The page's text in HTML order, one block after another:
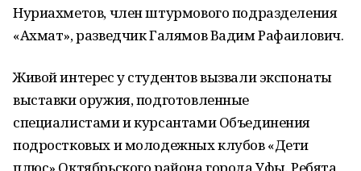
Нуриахметов, член штурмового подразделения
«Ахмат», разведчик Галямов Вадим Рафаилович.
Живой интерес у студентов вызвали экспонаты
выставки оружия, подготовленные
специалистами и курсантами Объединения
подростковых и молодежных клубов «Дети